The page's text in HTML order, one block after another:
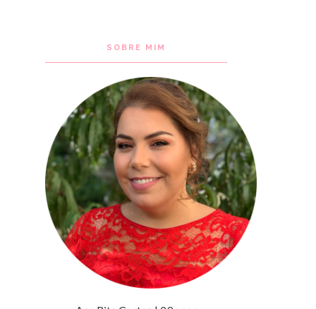
SOBRE MIM